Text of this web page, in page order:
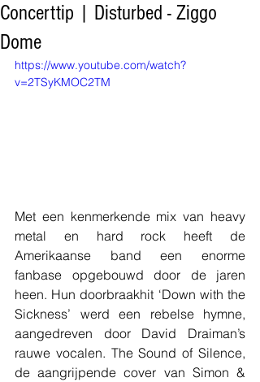
Concerttip | Disturbed - Ziggo
Dome
https://www.youtube.com/watch?
v=2TSyKMOC2TM
Met een kenmerkende mix van heavy
metal en hard rock heeft de
Amerikaanse band een enorme
fanbase opgebouwd door de jaren
heen. Hun doorbraakhit ‘Down with the
Sickness’ werd een rebelse hymne,
aangedreven door David Draiman’s
rauwe vocalen. The Sound of Silence,
de aangrijpende cover van Simon &